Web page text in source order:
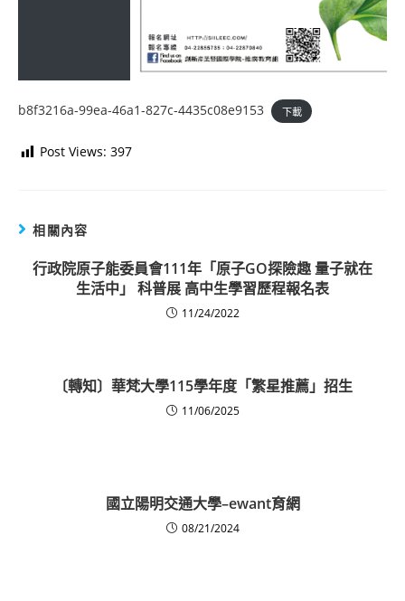
b8f3216a-99ea-46a1-827c-4435c08e9153 下載
Post Views: 397
相關內容
行政院原子能委員會111年「原子GO探險趣 量子就在
生活中」 科普展 高中生學習歷程報名表
11/24/2022
〔轉知〕華梵大學115學年度「繁星推薦」招生
11/06/2025
國立陽明交通大學–ewant育網
08/21/2024